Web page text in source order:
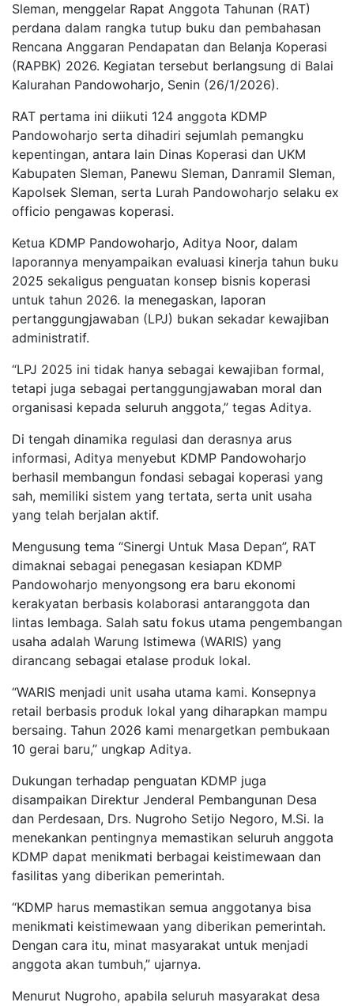
Sleman, menggelar Rapat Anggota Tahunan (RAT)
perdana dalam rangka tutup buku dan pembahasan
Rencana Anggaran Pendapatan dan Belanja Koperasi
(RAPBK) 2026. Kegiatan tersebut berlangsung di Balai
Kalurahan Pandowoharjo, Senin (26/1/2026).
RAT pertama ini diikuti 124 anggota KDMP
Pandowoharjo serta dihadiri sejumlah pemangku
kepentingan, antara lain Dinas Koperasi dan UKM
Kabupaten Sleman, Panewu Sleman, Danramil Sleman,
Kapolsek Sleman, serta Lurah Pandowoharjo selaku ex
officio pengawas koperasi.
Ketua KDMP Pandowoharjo, Aditya Noor, dalam
laporannya menyampaikan evaluasi kinerja tahun buku
2025 sekaligus penguatan konsep bisnis koperasi
untuk tahun 2026. Ia menegaskan, laporan
pertanggungjawaban (LPJ) bukan sekadar kewajiban
administratif.
“LPJ 2025 ini tidak hanya sebagai kewajiban formal,
tetapi juga sebagai pertanggungjawaban moral dan
organisasi kepada seluruh anggota,” tegas Aditya.
Di tengah dinamika regulasi dan derasnya arus
informasi, Aditya menyebut KDMP Pandowoharjo
berhasil membangun fondasi sebagai koperasi yang
sah, memiliki sistem yang tertata, serta unit usaha
yang telah berjalan aktif.
Mengusung tema “Sinergi Untuk Masa Depan”, RAT
dimaknai sebagai penegasan kesiapan KDMP
Pandowoharjo menyongsong era baru ekonomi
kerakyatan berbasis kolaborasi antaranggota dan
lintas lembaga. Salah satu fokus utama pengembangan
usaha adalah Warung Istimewa (WARIS) yang
dirancang sebagai etalase produk lokal.
“WARIS menjadi unit usaha utama kami. Konsepnya
retail berbasis produk lokal yang diharapkan mampu
bersaing. Tahun 2026 kami menargetkan pembukaan
10 gerai baru,” ungkap Aditya.
Dukungan terhadap penguatan KDMP juga
disampaikan Direktur Jenderal Pembangunan Desa
dan Perdesaan, Drs. Nugroho Setijo Negoro, M.Si. Ia
menekankan pentingnya memastikan seluruh anggota
KDMP dapat menikmati berbagai keistimewaan dan
fasilitas yang diberikan pemerintah.
“KDMP harus memastikan semua anggotanya bisa
menikmati keistimewaan yang diberikan pemerintah.
Dengan cara itu, minat masyarakat untuk menjadi
anggota akan tumbuh,” ujarnya.
Menurut Nugroho, apabila seluruh masyarakat desa